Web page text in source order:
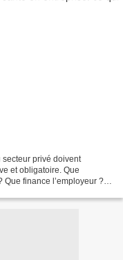
privé doivent
et obligatoire. Que
finance l’employeur ?